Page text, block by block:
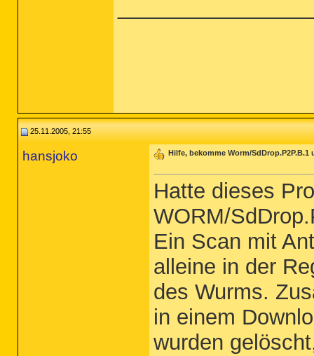
25.11.2005, 21:55
hansjoko Hilfe, bekomme Worm/
Hatte dieses
WORM/
Ein Scan mit
alleine in der
des Wurms.
in einem
wurden